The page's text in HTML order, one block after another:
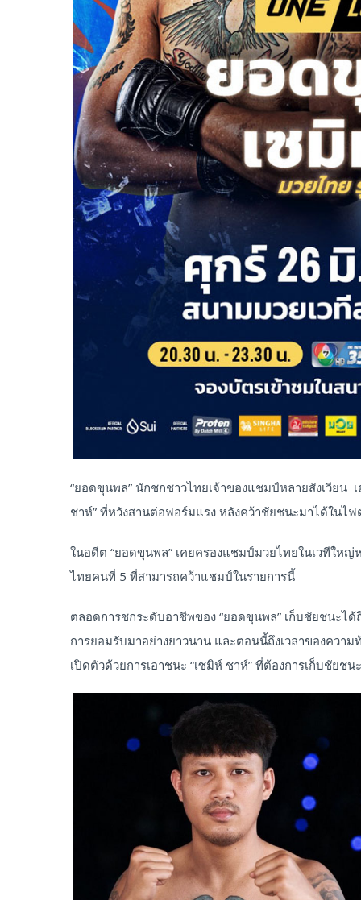
“ยอดขุนพล” นักชกชาวไทยเจ้าของแชมป์หลายสังเวียน
ชาห์” ที่หวังสานต่อฟอร์มแรง หลังคว้าชัยชนะมาได้ในไ
ในอดีต “ยอดขุนพล” เคยครองแชมป์มวยไทยในเวทีให
ไทยคนที่ 5 ที่สามารถคว้าแชมป์ในรายการนี้
ตลอดการชกระดับอาชีพของ “ยอดขุนพล” เก็บชัยชนะไ
การยอมรับมาอย่างยาวนาน และตอนนี้ถึงเวลาของควา
เปิดตัวด้วยการเอาชนะ “เซมิห์ ชาห์” ที่ต้องการเก็บชัยช